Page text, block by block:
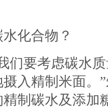
化合物？
要考虑碳水质
入精制米面。
制碳水及添加